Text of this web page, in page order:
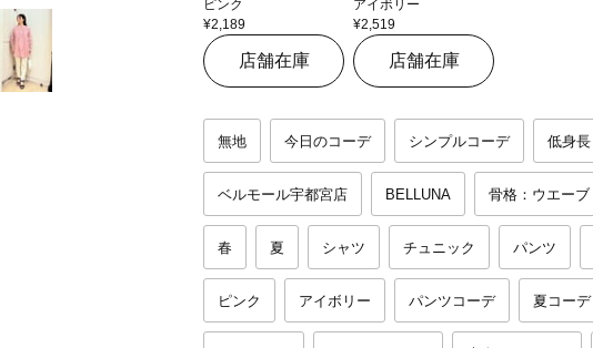
ピンク
¥2,189
店舗在庫
アイボリー
¥2,519
店舗在庫
無地 今日のコーデ シンプルコーデ 低身長
ベルモール宇都宮店 BELLUNA 骨格：ウエーブ
春 夏 シャツ チュニック パンツ
ピンク アイボリー パンツコーデ 夏コーデ